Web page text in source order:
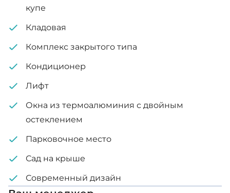
Кладовая
купе
Кладовая
Комплекс закрытого типа
Кондиционер
Лифт
Окна из термоалюминия с двойным
остеклением
Парковочное место
Сад на крыше
Современный дизайн